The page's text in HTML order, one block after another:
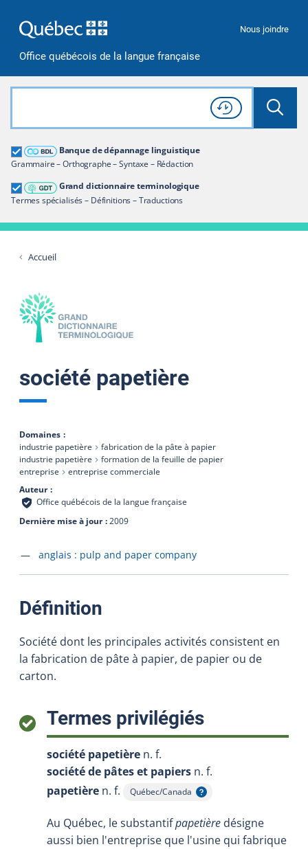
Office québécois de la langue française
Nous joindre
Rechercher dans tout le site
Lancer
Consulter l'
Historique
de recherche
Banque de dépannage linguistique
Grammaire – Orthographe – Syntaxe – Rédaction
Grand dictionnaire terminologique
Termes spécialisés – Définitions – Traductions
Grand dictionnaire terminologique
Restreindre aux termes
Accueil
société papetière
Domaines
industrie papetière
fabrication de la pâte à papier
industrie papetière
formation de la feuille de papier
entreprise
entreprise commerciale
Auteur
Office québécois de la langue française
Dernière mise à jour 2009
Accéder à la fiche en
anglais : pulp and paper company
Définition
Société dont les principales activités consistent en
la fabrication de pâte à papier, de papier ou de
carton.
Termes privilégiés:
société papetière n. f.
société de pâtes et papiers n. f.
papetière n. f. Québec/Canada
Afficher l'infobulle
Au Québec, le substantifpapetière désigne
aussi bien l'entreprise que l'usine qui fabrique